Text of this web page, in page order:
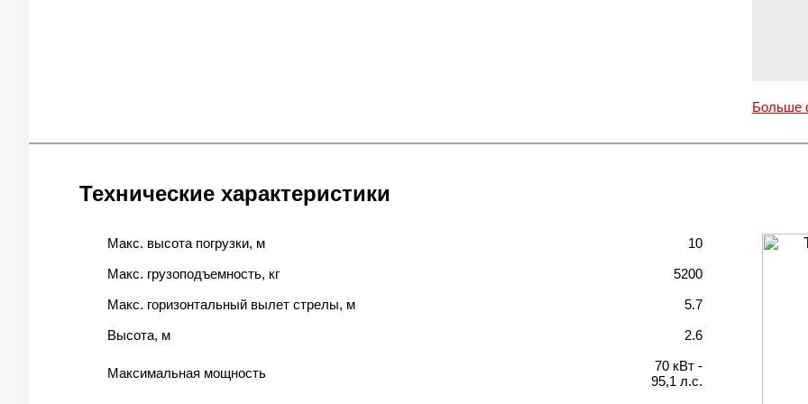
Больше
Технические характеристики
Макс. высота погрузки, м
10
Макс. грузоподъемность, кг
5200
Макс. горизонтальный вылет стрелы, м
5.7
Высота, м
2.6
Максимальная мощность
70 кВт -
95,1 л.с.